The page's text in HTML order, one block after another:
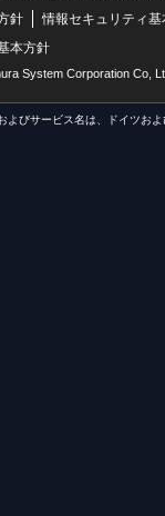
針
情報セキュリティ基
本方針
System Corporation Co,
びサービス名は、ドイツお